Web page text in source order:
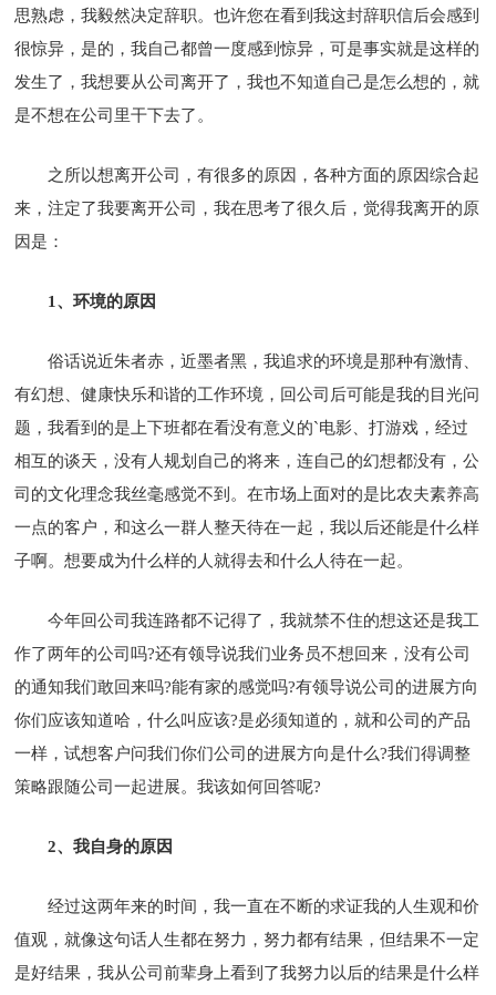
思熟虑，我毅然决定辞职。也许您在看到我这封辞职信后会感到
很惊异，是的，我自己都曾一度感到惊异，可是事实就是这样的
发生了，我想要从公司离开了，我也不知道自己是怎么想的，就
是不想在公司里干下去了。
之所以想离开公司，有很多的原因，各种方面的原因综合起
来，注定了我要离开公司，我在思考了很久后，觉得我离开的原
因是：
1、环境的原因
俗话说近朱者赤，近墨者黑，我追求的环境是那种有激情、
有幻想、健康快乐和谐的工作环境，回公司后可能是我的目光问
题，我看到的是上下班都在看没有意义的`电影、打游戏，经过
相互的谈天，没有人规划自己的将来，连自己的幻想都没有，公
司的文化理念我丝毫感觉不到。在市场上面对的是比农夫素养高
一点的客户，和这么一群人整天待在一起，我以后还能是什么样
子啊。想要成为什么样的人就得去和什么人待在一起。
今年回公司我连路都不记得了，我就禁不住的想这还是我工
作了两年的公司吗?还有领导说我们业务员不想回来，没有公司
的通知我们敢回来吗?能有家的感觉吗?有领导说公司的进展方向
你们应该知道哈，什么叫应该?是必须知道的，就和公司的产品
一样，试想客户问我们你们公司的进展方向是什么?我们得调整
策略跟随公司一起进展。我该如何回答呢?
2、我自身的原因
经过这两年来的时间，我一直在不断的求证我的人生观和价
值观，就像这句话人生都在努力，努力都有结果，但结果不一定
是好结果，我从公司前辈身上看到了我努力以后的结果是什么样